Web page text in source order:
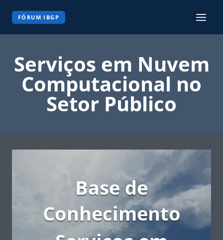
FÓRUM IBGP
Serviços em Nuvem
Computacional no
Setor Público
Base de
Conhecimento